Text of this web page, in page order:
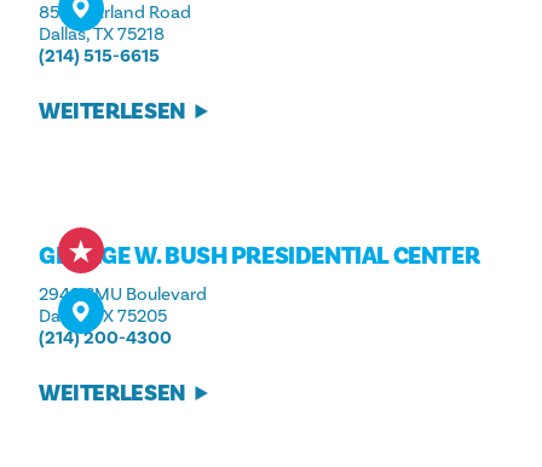
8525 Garland Road
Dallas, TX 75218
(214) 515-6615
WEITERLESEN
GEORGE W. BUSH PRESIDENTIAL CENTER
2943 SMU Boulevard
Dallas, TX 75205
(214) 200-4300
WEITERLESEN